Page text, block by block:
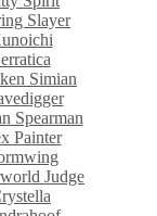
Slayer
Simian
Spearman
Painter
Judge